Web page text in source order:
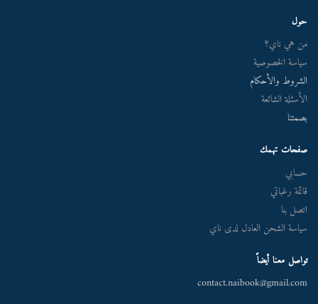
حول
من هي ناي؟
سياسة الخصوصية
الشروط والأحكام
الأسئلة الشائعة
بصمتنا
صفحات تهمك
حسابي
قائمة رغباتي
اتصل بنا
سياسة الشحن العادل لدى ناي
تواصل معنا أيضاً
contact.naibook@gmail.com